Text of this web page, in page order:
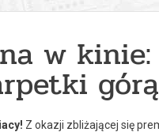
w
Z okazji zbliżającej się